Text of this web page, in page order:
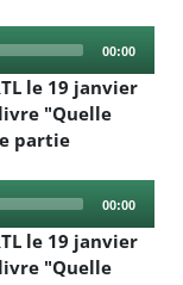
Total
00:00
le 19 janvier
"Quelle
partie
Total
00:00
le 19 janvier
"Quelle